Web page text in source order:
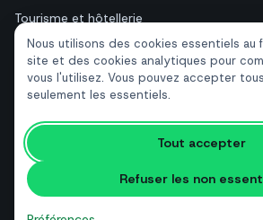
Nous utilisons des cookies essentiels
site et des cookies analytiques pour
vous l'utilisez. Vous pouvez accepter
seulement les essentiels.
Tout accepter
Refuser les non
Tourisme et hôtellerie
Immobilier
RESSOURCES
Outils gratuits
Glossaire
Comparatifs